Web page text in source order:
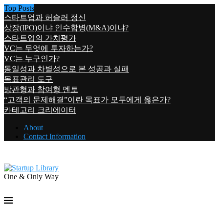
Top Posts
스타트업과 허슬러 정신
상장(IPO)이냐 인수합병(M&A)이냐?
스타트업의 가치평가
VC는 무엇에 투자하는가?
VC는 누구인가?
동일성과 차별성으로 본 성공과 실패
목표관리 도구
방관형과 참여형 멘토
“고객의 문제해결”이란 목표가 모두에게 옳은가?
카테고리 크리에이터
About
Contact Information
One & Only Way